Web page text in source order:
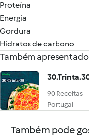
Proteína
Energia
Gordura
Hidratos de carbono
Também
90 Receitas
Portugal
Também pode